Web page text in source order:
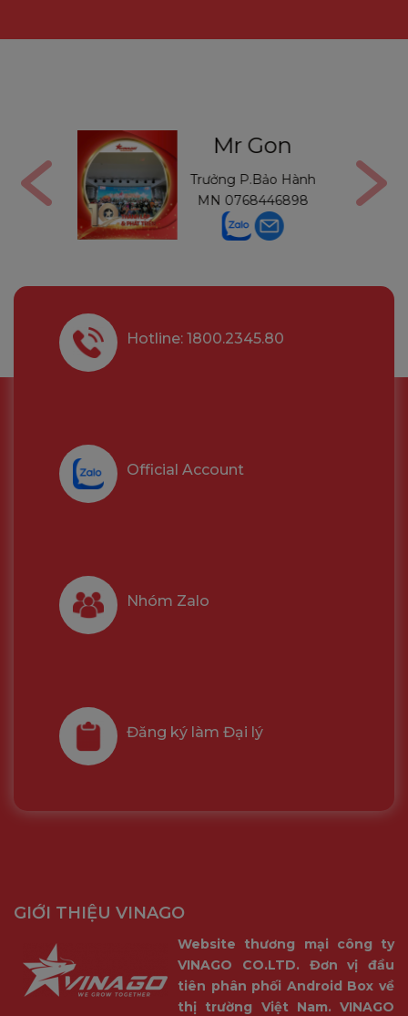
Hành
Mr Thường
Trưởng P.Bảo Hành
MB 0971234540
Hotline: 1800.2345.80
Official Account
Nhóm Zalo
Đăng ký làm Đại lý
GIỚI THIỆU VINAGO
Website thương mại công ty
VINAGO CO.LTD. Đơn vị đầu
tiên phân phối Android Box về
thị trường Việt Nam. VINAGO